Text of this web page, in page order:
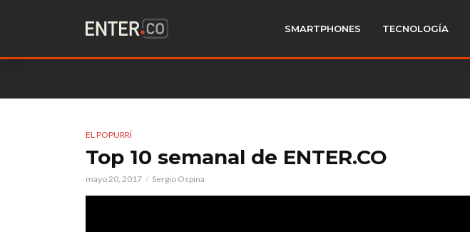
SMARTPHONES TECNOLOGÍA
EL POPURRÍ
Top 10 semanal de ENTER.CO
mayo 20, 2017 Sergio Ospina